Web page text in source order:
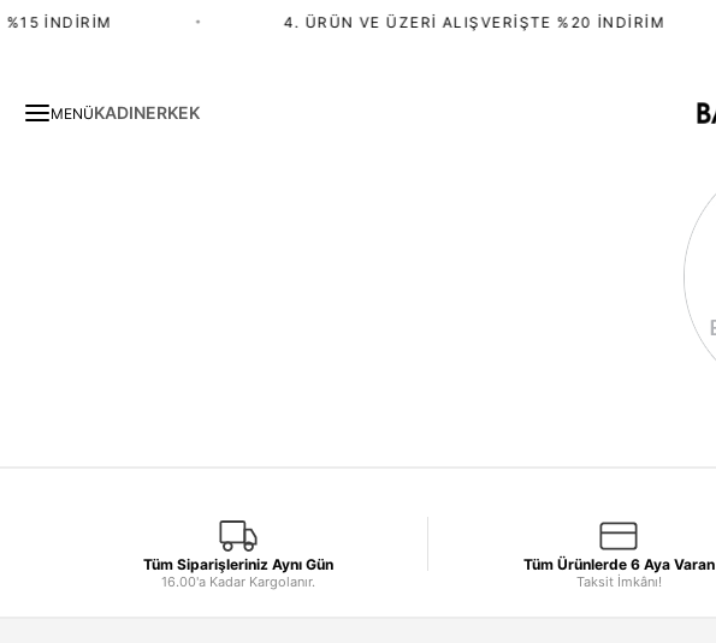
İNDIRIM 4. ÜRÜN VE ÜZERI ALIŞVERIŞTE %20 İNDIRIM
MENÜKADINERKEK
Tüm Siparişleriniz Aynı Gün
16.00'a Kadar Kargolanır.
Tüm Ürünlerde 6 Aya Varan
Taksit İmkânı!